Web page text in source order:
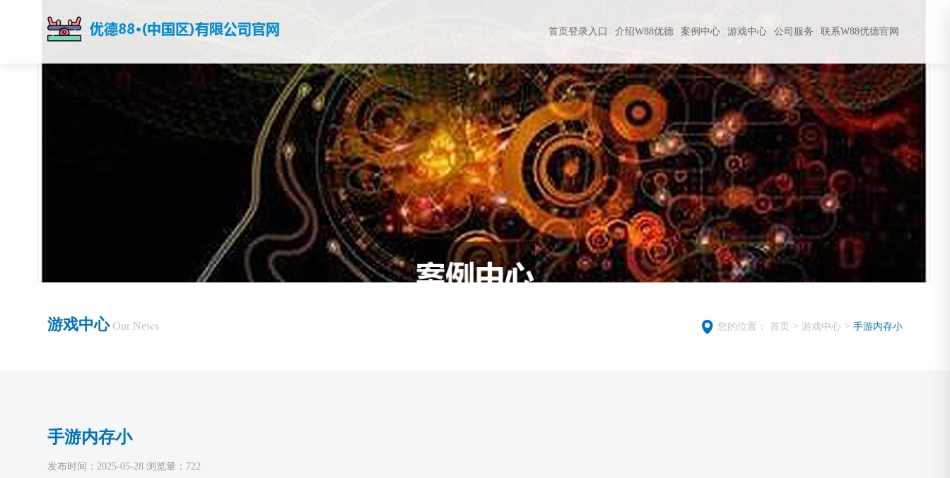
首页登录入口 介绍W88优德 案例中心 游戏中心 公司服务 联系W88优德官网
游戏中心 Our News 您的位置： 首页 > 游戏中心> 手游内存小
手游内存小
发布时间：2025-05-28 浏览量：722